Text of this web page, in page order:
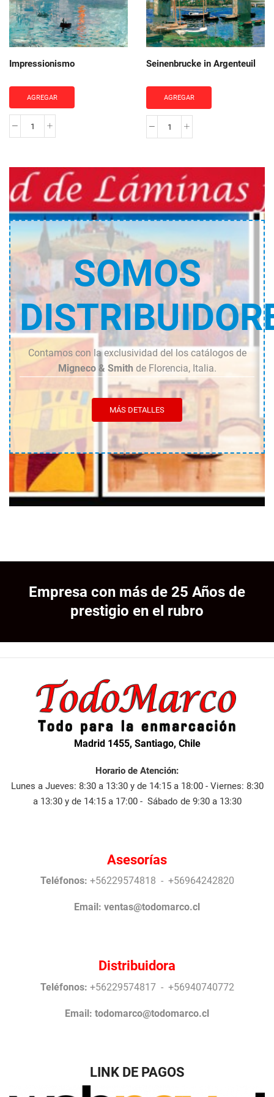
Impressionismo
AGREGAR
Impressionismo
Seinenbrucke in Argenteuil
AGREGAR
Seinenbrucke
cantidad
SOMOS
Contamos con la exclusividad del los catálogos de
Migneco & Smith de Florencia, Italia.
MÁS DETALLES
Empresa con más de 25 Años de
prestigio en el rubro
Madrid 1455, Santiago, Chile
Horario de Atención:
Lunes a Jueves: 8:30 a 13:30 y de 14:15 a 18:00 - Viernes: 8:30
a 13:30 y de 14:15 a 17:00 - Sábado de 9:30 a 13:30
Asesorías
Teléfonos: +56229574818 - +56964242820
Email: ventas@todomarco.cl
Distribuidora
Teléfonos: +56229574817 - +56940740772
Email: todomarco@todomarco.cl
LINK DE PAGOS